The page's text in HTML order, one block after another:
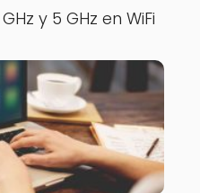
y 5 GHz en WiFi